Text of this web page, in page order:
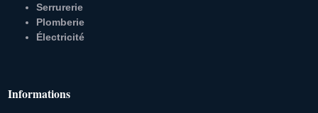
Serrurerie
Plomberie
Électricité
Informations